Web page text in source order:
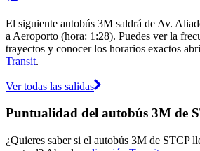
El siguiente autobús 3M saldrá de Av.
a Aeroporto (hora: 1:28). Puedes ver la
trayectos y conocer los horarios exactos
Transit.
Ver todas las salidas
Puntualidad del autobús 3M de
¿Quieres saber si el autobús 3M de STCP